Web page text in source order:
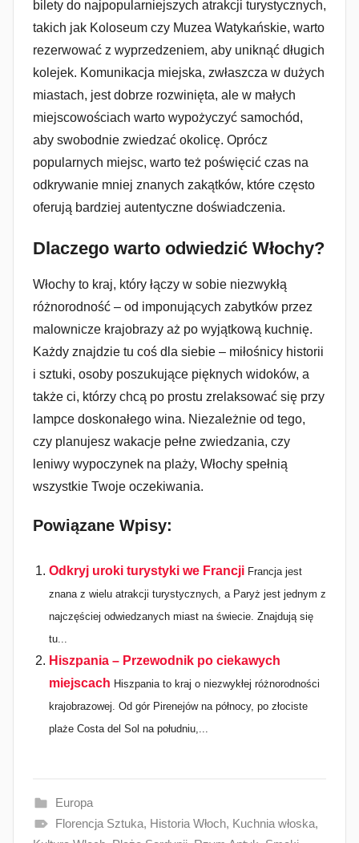
bilety do najpopularniejszych atrakcji turystycznych,
takich jak Koloseum czy Muzea Watykańskie, warto
rezerwować z wyprzedzeniem, aby uniknąć długich
kolejek. Komunikacja miejska, zwłaszcza w dużych
miastach, jest dobrze rozwinięta, ale w małych
miejscowościach warto wypożyczyć samochód,
aby swobodnie zwiedzać okolicę. Oprócz
popularnych miejsc, warto też poświęcić czas na
odkrywanie mniej znanych zakątków, które często
oferują bardziej autentyczne doświadczenia.
Dlaczego warto odwiedzić Włochy?
Włochy to kraj, który łączy w sobie niezwykłą
różnorodność – od imponujących zabytków przez
malownicze krajobrazy aż po wyjątkową kuchnię.
Każdy znajdzie tu coś dla siebie – miłośnicy historii
i sztuki, osoby poszukujące pięknych widoków, a
także ci, którzy chcą po prostu zrelaksować się przy
lampce doskonałego wina. Niezależnie od tego,
czy planujesz wakacje pełne zwiedzania, czy
leniwy wypoczynek na plaży, Włochy spełnią
wszystkie Twoje oczekiwania.
Powiązane Wpisy:
Odkryj uroki turystyki we Francji Francja jest
znana z wielu atrakcji turystycznych, a Paryż jest jednym z
najczęściej odwiedzanych miast na świecie. Znajdują się
tu...
Hiszpania – Przewodnik po ciekawych
miejscach Hiszpania to kraj o niezwykłej różnorodności
krajobrazowej. Od gór Pirenejów na północy, po złociste
plaże Costa del Sol na południu,...
Europa
Florencja Sztuka, Historia Włoch, Kuchnia włoska,